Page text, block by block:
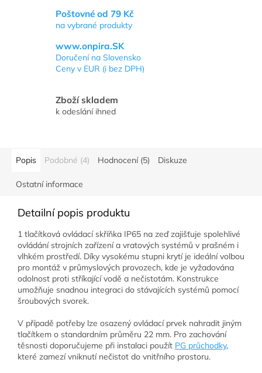
Poštovné od 79 Kč
na vybrané produkty
www.onpira.SK
Doručení na Slovensko
Ceny v EUR (i bez DPH)
Zboží skladem
k odeslání ihned
Popis Podobné (4) Hodnocení (5) Diskuze
Ostatní informace
Detailní popis produktu
1 tlačítková ovládací skříňka IP65 na zeď zajišťuje spolehlivé
ovládání strojních zařízení a vratových systémů v prašném i
vlhkém prostředí. Díky vysokému stupni krytí je ideální volbou
pro montáž v průmyslových provozech, kde je vyžadována
odolnost proti stříkající vodě a nečistotám. Konstrukce
umožňuje snadnou integraci do stávajících systémů pomocí
šroubových svorek.
V případě potřeby lze osazený ovládací prvek nahradit jiným
tlačítkem o standardním průměru 22 mm. Pro zachování
těsnosti doporučujeme při instalaci použít PG průchodky,
které zamezí vniknutí nečistot do vnitřního prostoru.